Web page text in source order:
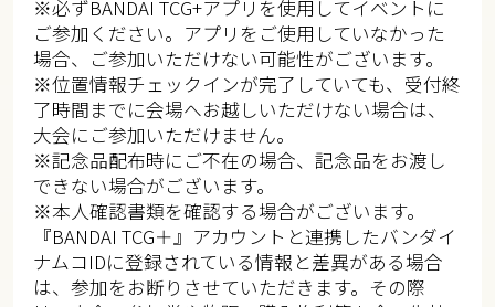
※必ずBANDAI TCG+アプリを使用してイベントに
ご参加ください。アプリをご使用していなかった
場合、ご参加いただけない可能性がございます。​​
※位置情報チェックインが完了していても、受付終
了時間までに会場へお越しいただけない場合は、
大会にご参加いただけません。​​
※記念品配布時にご不在の場合、記念品をお渡し
できない場合がございます。​​
※本人確認書類を確認する場合がございます。
『BANDAI TCG＋』アカウントと連携したバンダイ
ナムコIDに登録されている情報と差異がある場合
は、参加をお断りさせていただきます。その際